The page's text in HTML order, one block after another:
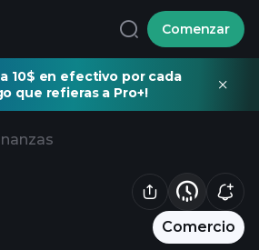
Comenzar
10$ en efectivo por cada
que refieras a Pro+!
Comercio